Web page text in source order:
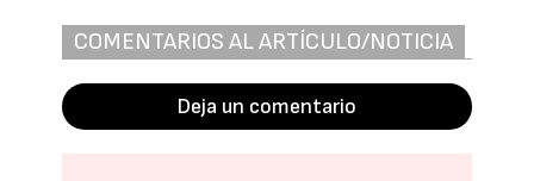
COMENTARIOS AL ARTÍCULO/NOTICIA
Deja un comentario